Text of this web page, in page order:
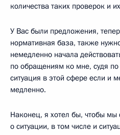
количества таких проверок и
У Вас были предложения,
нормативная база, также
немедленно начала
по обращениям ко мне, судя
ситуация в этой сфере если и
медленно.
Наконец, я хотел бы, чтобы
о ситуации, в том числе и